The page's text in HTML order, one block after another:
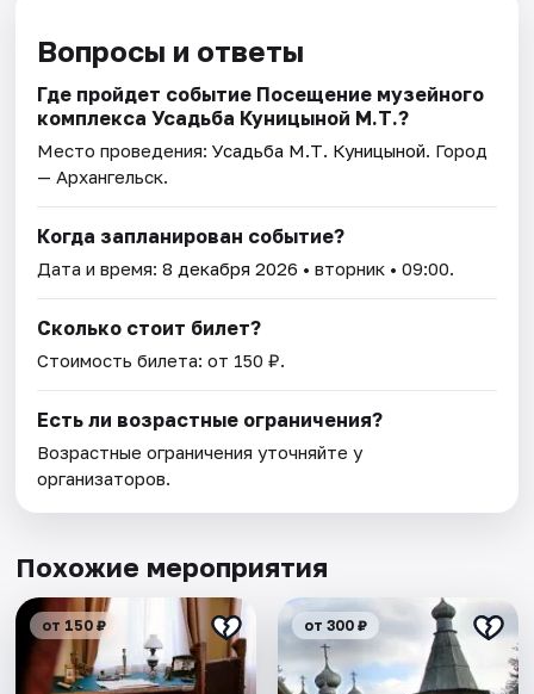
Вопросы и ответы
Где пройдет событие Посещение музейного
комплекса Усадьба Куницыной М.Т.?
Место проведения:Усадьба М.Т. Куницыной. Город
— Архангельск.
Когда запланирован событие?
Дата и время:8 декабря 2026 • вторник • 09:00.
Сколько стоит билет?
Стоимость билета: от 150 ₽.
Есть ли возрастные ограничения?
Возрастные ограничения уточняйте у
организаторов.
Похожие мероприятия
от 150 ₽ от 300 ₽